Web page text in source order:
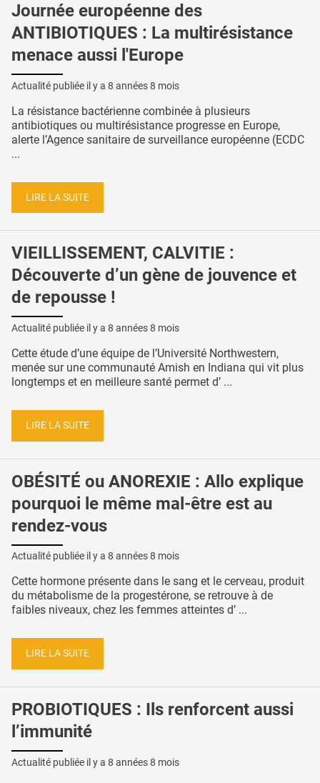
Journée européenne des
ANTIBIOTIQUES : La multirésistance
menace aussi l'Europe
Actualité publiée il y a 8 années 8 mois
La résistance bactérienne combinée à plusieurs
antibiotiques ou multirésistance progresse en Europe,
alerte l’Agence sanitaire de surveillance européenne (ECDC
...
LIRE LA SUITE
VIEILLISSEMENT, CALVITIE :
Découverte d’un gène de jouvence et
de repousse !
Actualité publiée il y a 8 années 8 mois
Cette étude d’une équipe de l’Université Northwestern,
menée sur une communauté Amish en Indiana qui vit plus
longtemps et en meilleure santé permet d’ ...
LIRE LA SUITE
OBÉSITÉ ou ANOREXIE : Allo explique
pourquoi le même mal-être est au
rendez-vous
Actualité publiée il y a 8 années 8 mois
Cette hormone présente dans le sang et le cerveau, produit
du métabolisme de la progestérone, se retrouve à de
faibles niveaux, chez les femmes atteintes d’ ...
LIRE LA SUITE
PROBIOTIQUES : Ils renforcent aussi
l’immunité
Actualité publiée il y a 8 années 8 mois